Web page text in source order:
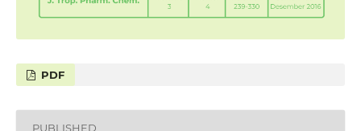
PDF
PUBLISHED